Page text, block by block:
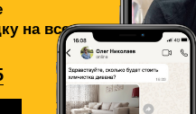
на все